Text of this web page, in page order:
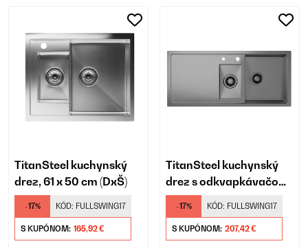
TitanSteel kuchynský
drez, 61 x 50 cm (DxŠ)
-17% KÓD: FULLSWING17
S KUPÓNOM: 165,92 €
TitanSteel kuchynský
drez s odkvapkávačom,
100 x 45 cm (DxŠ)
-17% KÓD: FULLSWING17
S KUPÓNOM: 207,42 €